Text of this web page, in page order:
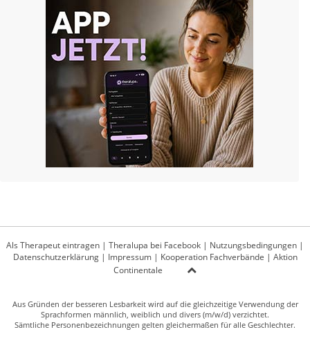
Als Therapeut eintragen | Theralupa bei Facebook | Nutzungsbedingungen |
Datenschutzerklärung| Impressum| Kooperation Fachverbände | Aktion
Continentale
Aus Gründen der besseren Lesbarkeit wird auf die gleichzeitige Verwendung der
Sprachformen männlich, weiblich und divers (m/w/d) verzichtet.
Sämtliche Personenbezeichnungen gelten gleichermaßen für alle Geschlechter.